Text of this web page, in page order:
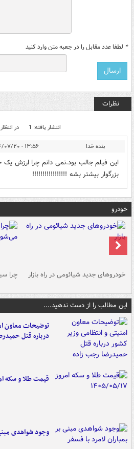
* لطفا عدد مقابل را در جعبه متن وارد کنید
نظرات
انتشار یافته: 1 در
بنده خدا ۱۳:۵۶ - ۱۳۹۴/۰۷/۲۰
این فیلم جالب بود.نمی دانم چرا ارزش یک
بزرگوار بیشتر بشه !!!!!!!!!!!!!!!!!
خودرو
خودروهای جدید شیائومی در راه بازار چرا
این مطالب را از دست ندهید....
توضیحات معاون
درباره قتل
قیمت طلا و سکه امروز
وجود شواهدی